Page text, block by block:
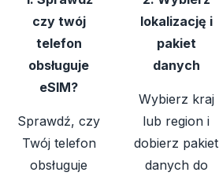
czy twój
telefon
obsługuje
eSIM?
Sprawdź, czy
Twój telefon
obsługuje
lokalizację i
pakiet
danych
Wybierz kraj
lub region i
dobierz pakiet
danych do